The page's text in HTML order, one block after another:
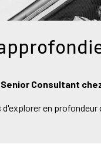
Senior Consultant
en